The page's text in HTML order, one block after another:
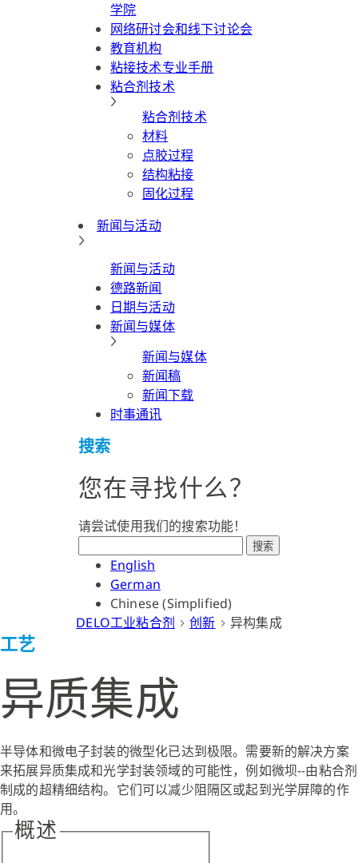
学院
网络研讨会和线下讨论会
教育机构
粘接技术专业手册
粘合剂技术
粘合剂技术
材料
点胶过程
结构粘接
固化过程
新闻与活动
新闻与活动
德路新闻
日期与活动
新闻与媒体
新闻与媒体
新闻稿
新闻下载
时事通讯
搜索
您在寻找什么？
请尝试使用我们的搜索功能！
搜索
English
German
Chinese (Simplified)
DELO工业粘合剂
创新 异构集成
工艺
异质集成
半导体和微电子封装的微型化已达到极限。需要新的解决方案
来拓展异质集成和光学封装领域的可能性，例如微坝--由粘合剂
制成的超精细结构。它们可以减少阻隔区或起到光学屏障的作
用。
概述